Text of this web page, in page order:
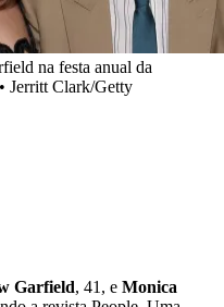
na festa anual da
• Jerritt Clark/Getty
Garfield, 41, e Monica